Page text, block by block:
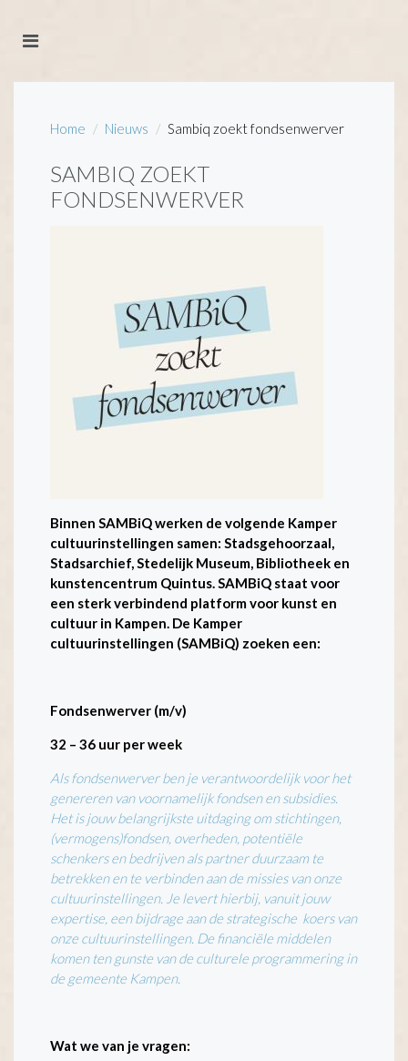
Home Nieuws Sambiq zoekt fondsenwerver
SAMBIQ ZOEKT
FONDSENWERVER
Binnen SAMBiQ werken de volgende Kamper
cultuurinstellingen samen: Stadsgehoorzaal,
Stadsarchief, Stedelijk Museum, Bibliotheek en
kunstencentrum Quintus. SAMBiQ staat voor
een sterk verbindend platform voor kunst en
cultuur in Kampen. De Kamper
cultuurinstellingen (SAMBiQ) zoeken een:
Fondsenwerver (m/v)
32 – 36 uur per week
Als fondsenwerver ben je verantwoordelijk voor het
genereren van voornamelijk fondsen en subsidies.
Het is jouw belangrijkste uitdaging om stichtingen,
(vermogens)fondsen, overheden, potentiële
schenkers en bedrijven als partner duurzaam te
betrekken en te verbinden aan de missies van onze
cultuurinstellingen. Je levert hierbij, vanuit jouw
expertise, een bijdrage aan de strategische koers van
onze cultuurinstellingen. De financiële middelen
komen ten gunste van de culturele programmering in
de gemeente Kampen.
Wat we van je vragen: